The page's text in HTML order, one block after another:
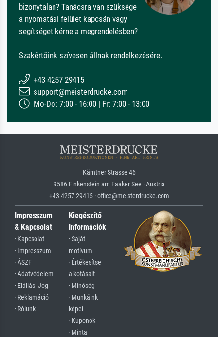
bizonytalan? Tanácsra van szüksége
a nyomatási felület kapcsán vagy
segítséget kérne a megrendelésben?
Szakértőink szívesen állnak rendelkezésére.
+43 4257 29415
support@meisterdrucke.com
Mo-Do: 7:00 - 16:00 | Fr: 7:00 - 13:00
Kärntner Strasse 46
9586 Finkenstein am Faaker See · Austria
+43 4257 29415 · office@meisterdrucke.com
Impresszum
& Kapcsolat
· Kapcsolat
· Impresszum
· ÁSZF
· Adatvédelem
· Elállási Jog
· Reklamáció
· Rólunk
Kiegészítő
Információk
· Saját
motívum
· Értékesítse
alkotásait
· Minőség
· Munkáink
képei
· Kuponok
· Minta